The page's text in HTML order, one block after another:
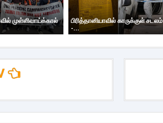
முள்ளிவாய்க்கால்
பிரித்தானியாவில் காருக்குள் சடலம்
-...